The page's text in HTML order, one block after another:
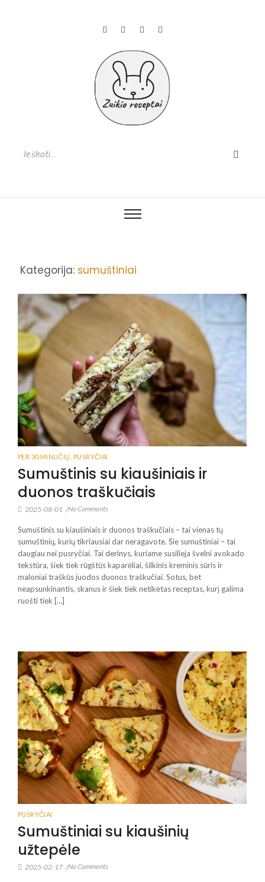
Kategorija: sumuštiniai
PER 30 MINUČIŲ PUSRYČIAI
Sumuštinis su kiaušiniais ir
duonos traškučiais
2025-08-01 /No Comments
Sumuštinis su kiaušiniais ir duonos traškučiais – tai vienas tų
sumuštinių, kurių tikriausiai dar neragavote. Šie sumuštiniai – tai
daugiau nei pusryčiai. Tai derinys, kuriame susilieja švelni avokado
tekstūra, šiek tiek rūgštūs kaparėliai, šilkinis kreminis sūris ir
maloniai traškūs juodos duonos traškučiai. Sotus, bet
neapsunkinantis, skanus ir šiek tiek netikėtas receptas, kurį galima
ruošti tiek […]
PUSRYČIAI
Sumuštiniai su kiaušinių
užtepėle
2025-02-17 /No Comments